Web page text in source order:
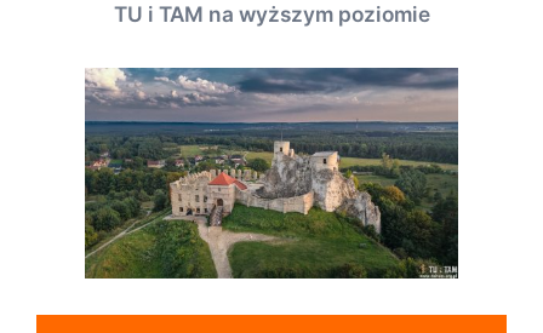
TU i TAM na wyższym poziomie